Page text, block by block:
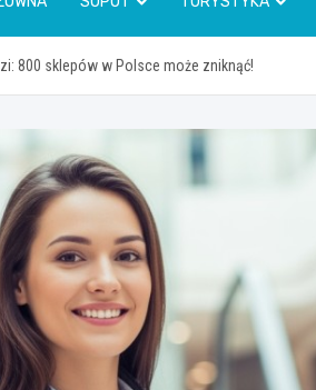
800 sklepów w Polsce może zniknąć!